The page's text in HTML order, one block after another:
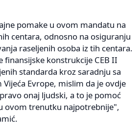
pomake u ovom mandatu na
centara, odnosno na osiguranju
raseljenih osoba iz tih centara.
finansijske konstrukcije CEB II
standarda kroz saradnju sa
Evrope, mislim da je ovdje
onaj ljudski, a to je pomoć
ovom trenutku najpotrebnije",